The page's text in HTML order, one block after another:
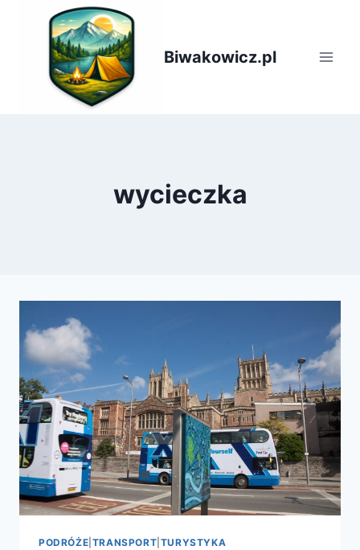
Biwakowicz.pl
wycieczka
PODRÓŻE TRANSPORT TURYSTYKA